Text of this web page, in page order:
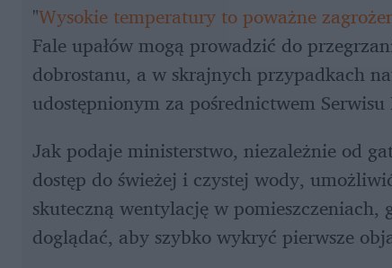
"Wysokie temperatury to poważne
Fale upałów mogą prowadzić do
dobrostanu, a w skrajnych przypadkach
udostępnionym za pośrednictwem
Jak podaje ministerstwo, niezależnie od
dostęp do świeżej i czystej wody,
skuteczną wentylację w
doglądać, aby szybko wykryć pierwsze